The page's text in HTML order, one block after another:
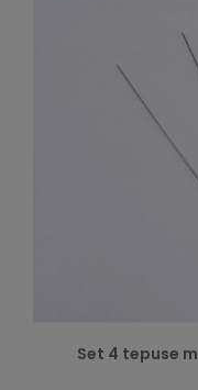
Set 4 tepuse